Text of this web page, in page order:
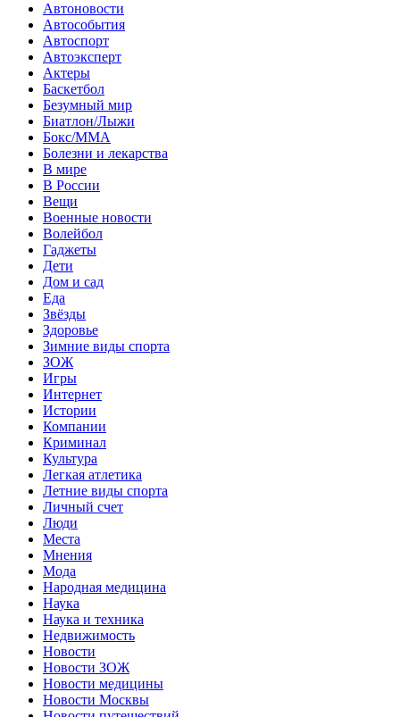
Автоновости
Автособытия
Автоспорт
Автоэксперт
Актеры
Баскетбол
Безумный мир
Биатлон/Лыжи
Бокс/MMA
Болезни и лекарства
В мире
В России
Вещи
Военные новости
Волейбол
Гаджеты
Дети
Дом и сад
Еда
Звёзды
Здоровье
Зимние виды спорта
ЗОЖ
Игры
Интернет
Истории
Компании
Криминал
Культура
Легкая атлетика
Летние виды спорта
Личный счет
Люди
Места
Мнения
Мода
Народная медицина
Наука
Наука и техника
Недвижимость
Новости
Новости ЗОЖ
Новости медицины
Новости Москвы